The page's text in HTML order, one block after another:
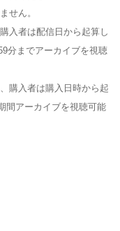
せん。
入者は配信日から起算し
分までアーカイブを視聴
購入者は購入日時から起
間アーカイブを視聴可能